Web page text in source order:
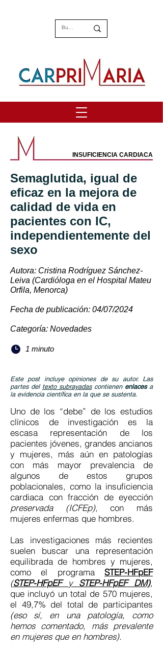
INSUFICIENCIA CARDIACA
Semaglutida, igual de
eficaz en la mejora de
calidad de vida en
pacientes con IC,
independientemente del
sexo
Autora: Cristina Rodríguez Sánchez-
Leiva (Cardióloga en el Hospital Mateu
Orfila, Menorca)
Fecha de publicación: 04/07/2024
Categoría: Novedades
1 minuto
Este post incluye opiniones de su autor. Las
partes del texto subrayadascontienen enlacesa
la evidencia científica en la que se sustenta.
Uno de los “debe” de los estudios
clínicos de investigación es la
escasa representación de los
pacientes jóvenes, grandes ancianos
y mujeres, más aún en patologías
con más mayor prevalencia de
algunos de estos grupos
poblacionales, como la insuficiencia
cardiaca con fracción de eyección
preservada (ICFEp), con más
mujeres enfermas que hombres.
Las investigaciones más recientes
suelen buscar una representación
equilibrada de hombres y mujeres,
como el programa STEP-HFpEF
(STEP-HFpEF ySTEP-HFpEF DM),
que incluyó un total de 570 mujeres,
el 49,7% del total de participantes
(eso sí, en una patología, como
hemos comentado, más prevalente
en mujeres que en hombres).